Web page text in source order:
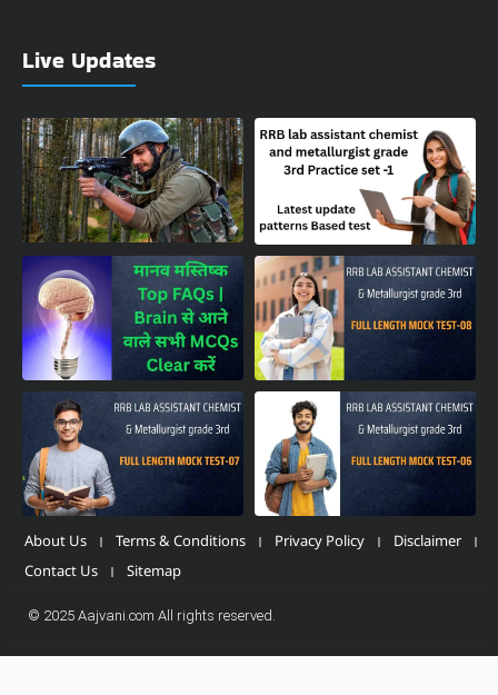
Live Updates
About Us Terms & Conditions Privacy Policy
Disclaimer
Contact Us
Sitemap
© 2025 Aajvani.com All rights reserved.